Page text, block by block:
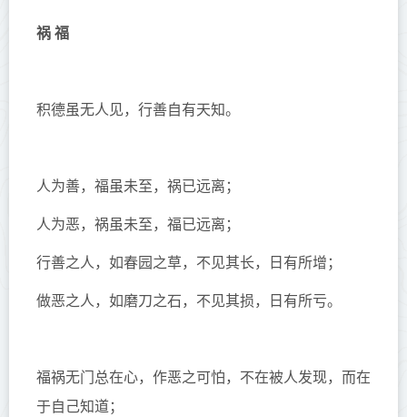
祸 福
积德虽无人见，行善自有天知。
人为善，福虽未至，祸已远离；
人为恶，祸虽未至，福已远离；
行善之人，如春园之草，不见其长，日有所增；
做恶之人，如磨刀之石，不见其损，日有所亏。
福祸无门总在心，作恶之可怕，不在被人发现，而在
于自己知道；